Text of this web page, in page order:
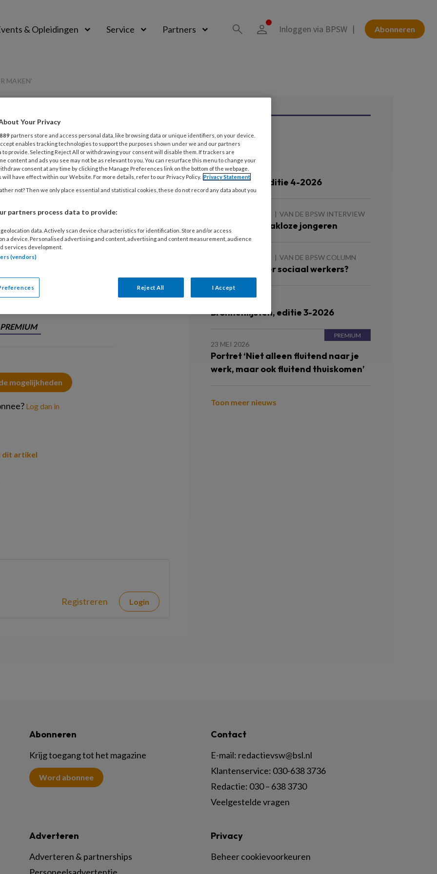
& Opleidingen Service Partners Abonneren
Inloggen via BPSW
MAKEN'
Opslaan Reacties 0 Delen
zichtbaarder
van het Jaar 2021 geworden. 'Aan
hoe belangrijk ons werk is.'
PREMIUM
mogelijkheden
Log dan in
dit artikel
Registreren Login
Lees ook
4 AUGUSTUS 2026
Bronnenlijst editie 4-2026
VAN DE BPSW INTERVIEW
Werken met dakloze jongeren
VAN DE BPSW COLUMN
Meer of minder sociaal werkers?
Bronnenlijsten, editie 3-2026
23 MEI 2026
Portret ‘Niet alleen fluitend naar je
werk, maar ook fluitend thuiskomen’
Toon meer nieuws
Abonneren
Krijg toegang tot het magazine
Word abonnee
Contact
E-mail: redactievsw@bsl.nl
Klantenservice: 030-638 3736
Redactie: 030 – 638 3730
Veelgestelde vragen
Adverteren
Adverteren & partnerships
Privacy
Beheer cookievoorkeuren
Your Privacy
889 partners store and access personal data, like browsing data or unique identifiers, on your device.
enables tracking technologies to support the purposes shown under we and our partners
to provide. Selecting Reject All or withdrawing your consent will disable them. If trackers are
content and ads you see may not be as relevant to you. You can resurface this menu to change your
consent at any time by clicking the Manage Preferences link on the bottom of the webpage.
will have effect within our Website. For more details, refer to our Privacy Policy. Privacy Statement
not? Then we only place essential and statistical cookies, these do not record any data about you
partners process data to provide:
data. Actively scan device characteristics for identification. Store and/or access
a device. Personalised advertising and content, advertising and content measurement, audience
services development.
(vendors)
Reject All I Accept